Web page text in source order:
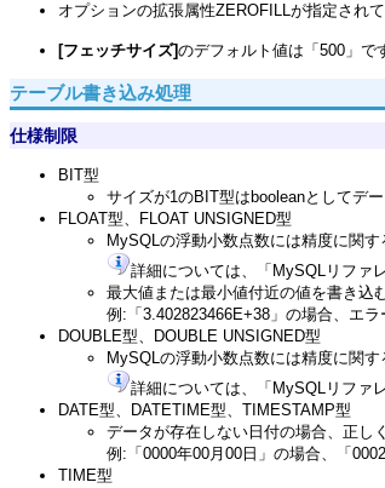
オプションの拡張属性ZEROFILLが指定され
[フェッチサイズ]のデフォルト値は「500」で
テーブル書き込み処理
仕様制限
BIT型
サイズが1のBIT型はbooleanとしてデ
FLOAT型、FLOAT UNSIGNED型
MySQLの浮動小数点数には精度に関す
詳細については、「MySQLリファ
最大値または最小値付近の値を書き込
例:「3.402823466E+38」の場合、エラ
DOUBLE型、DOUBLE UNSIGNED型
MySQLの浮動小数点数には精度に関す
詳細については、「MySQLリファ
DATE型、DATETIME型、TIMESTAMP型
データが存在しない日付の場合、正し
例:「0000年00月00日」の場合、「
TIME型